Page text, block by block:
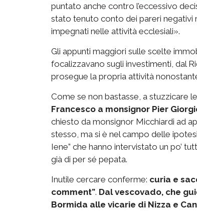
puntato anche contro l’eccessivo
stato tenuto conto dei pareri negativi
impegnati nelle attività ecclesiali».
Gli appunti maggiori sulle scelte
focalizzavano sugli investimenti, dal
prosegue la propria attività
Come se non bastasse, a stuzzicare
Francesco a monsignor Pier
chiesto da monsignor Micchiardi ad
stesso, ma si è nel campo delle
Iene” che hanno intervistato un po’
già di per sé pepata.
Inutile cercare conferme: curia e
comment”. Dal vescovado, che
Bormida alle vicarie di Nizza e